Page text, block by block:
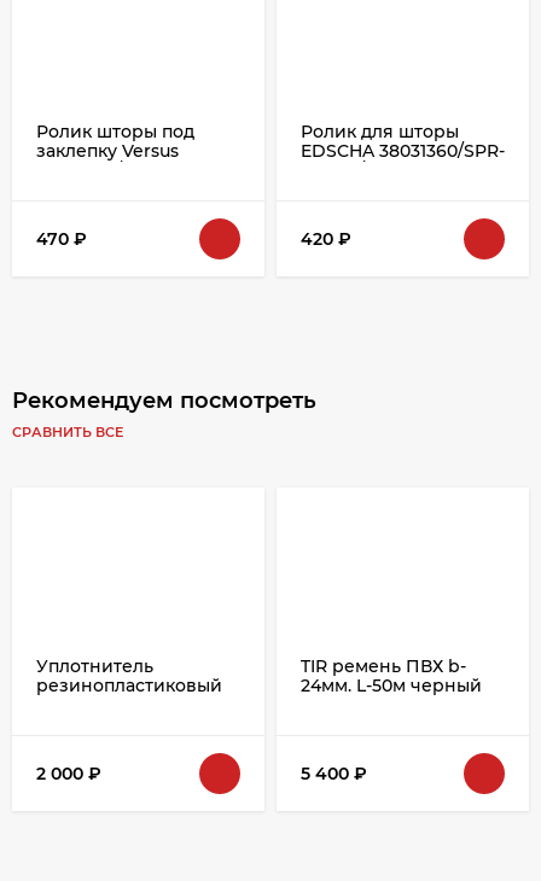
Ролик шторы под
заклепку Versus
470 ₽
Ролик для шторы
EDSCHA 38031360/SPR-
420 ₽
Рекомендуем посмотреть
СРАВНИТЬ ВСЕ
Уплотнитель
резинопластиковый
2 000 ₽
TIR ремень ПВХ b-
24мм. L-50м черный
5 400 ₽